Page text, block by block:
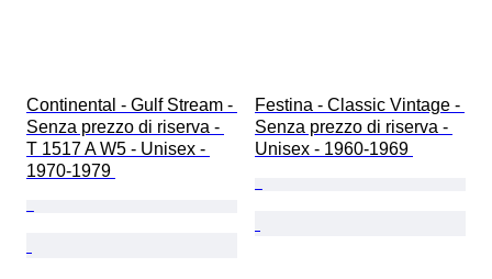
Continental - Gulf Stream -
Senza prezzo di riserva -
T 1517 A W5 - Unisex -
1970-1979
Festina - Classic Vintage -
Senza prezzo di riserva -
Unisex - 1960-1969